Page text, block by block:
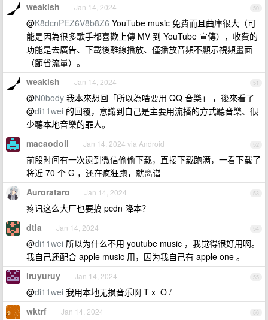
50
weakish Jan 14, 2024
@K8dcnPEZ6V8b8Z6 YouTube music 免費而且曲庫很大（可
能是因為很多歌手都喜歡上傳 MV 到 YouTube 宣傳），收費的
功能是去廣告、下載後離線播放、僅播放音頻不顯示視頻畫面
（節省流量）。
51
weakish Jan 14, 2024
@N0body 我本來想回「所以為啥要用 QQ 音樂」 ，後來看了
@di11wei 的回覆，意識到自己是主要用流播的方式聽音樂、很
少聽本地音樂的罪人。
52
macaodoll Jan 14, 2024 via Android
前段时间有一次逮到微信偷偷下载，直接下载跑满，一看下载了
将近 70 个 G ，还在疯狂跑，就离谱
53
Aurorataro Jan 14, 2024
疼讯这么大厂也要搞 pcdn 降本？
54
dtla Jan 14, 2024
@di11wei 所以为什么不用 youtube music ，我觉得很好用啊。
我自己还配合 apple music 用，因为我自己有 apple one 。
55
iruyuruy Jan 14, 2024
@di11wei 我用本地无损音乐啊 T x_O /
56
wktrf Jan 14, 2024